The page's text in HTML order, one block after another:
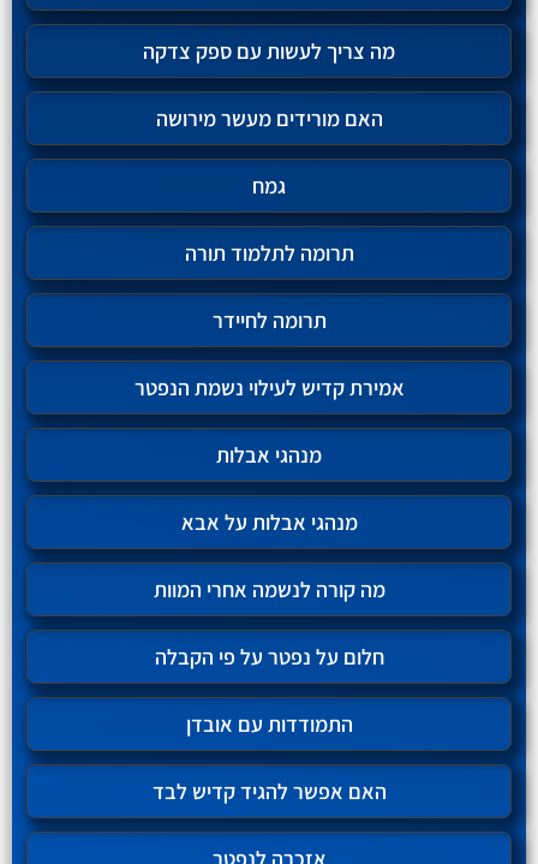
מה צריך לעשות עם ספק צדקה
האם מורידים מעשר מירושה
גמח
תרומה לתלמוד תורה
תרומה לחיידר
אמירת קדיש לעילוי נשמת הנפטר
מנהגי אבלות
מנהגי אבלות על אבא
מה קורה לנשמה אחרי המוות
חלום על נפטר על פי הקבלה
התמודדות עם אובדן
האם אפשר להגיד קדיש לבד